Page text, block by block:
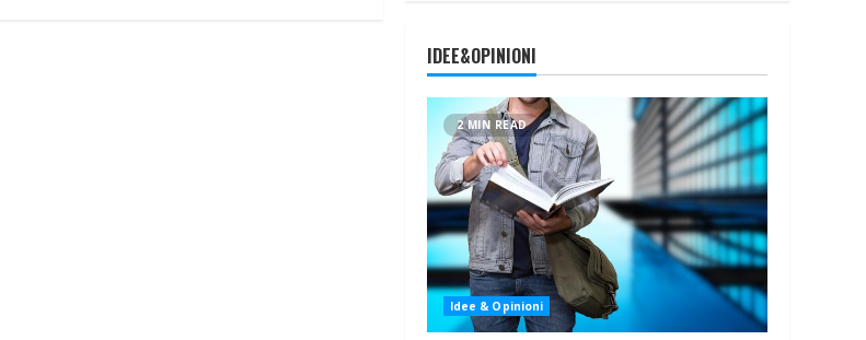
IDEE&OPINIONI
2 MIN READ
Idee & Opinioni